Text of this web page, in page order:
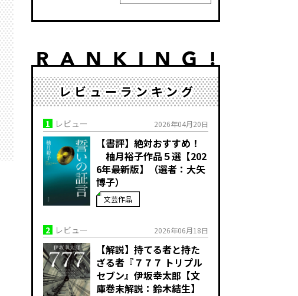
レビューランキング
1 レビュー 2026年04月20日
【書評】絶対おすすめ！
柚月裕子作品５選【202
6年最新版】（選者：大矢
博子）
文芸作品
2 レビュー 2026年06月18日
【解説】持てる者と持た
ざる者――『７７７ トリプル
セブン』伊坂幸太郎【文
庫巻末解説：鈴木結生】